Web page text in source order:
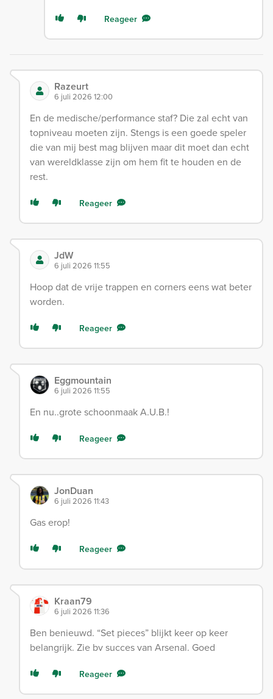
Reageer
Razeurt
6 juli 2026 12:00
En de medische/performance staf? Die zal echt van
topniveau moeten zijn. Stengs is een goede speler
die van mij best mag blijven maar dit moet dan echt
van wereldklasse zijn om hem fit te houden en de
rest.
Reageer
JdW
6 juli 2026 11:55
Hoop dat de vrije trappen en corners eens wat beter
worden.
Reageer
Eggmountain
6 juli 2026 11:55
En nu..grote schoonmaak A.U.B.!
Reageer
JonDuan
6 juli 2026 11:43
Gas erop!
Reageer
Kraan79
6 juli 2026 11:36
Ben benieuwd. “Set pieces” blijkt keer op keer
belangrijk. Zie bv succes van Arsenal. Goed
Reageer